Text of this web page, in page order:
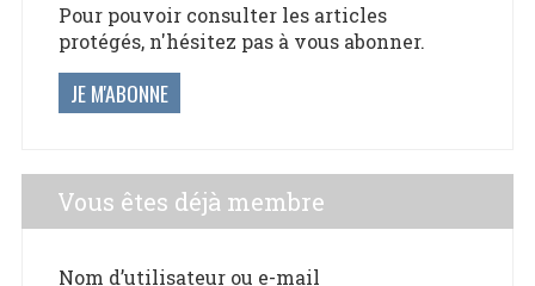
Pour pouvoir consulter les articles
protégés, n'hésitez pas à vous abonner.
JE M'ABONNE
Vous êtes déjà membre
Nom d’utilisateur ou e-mail